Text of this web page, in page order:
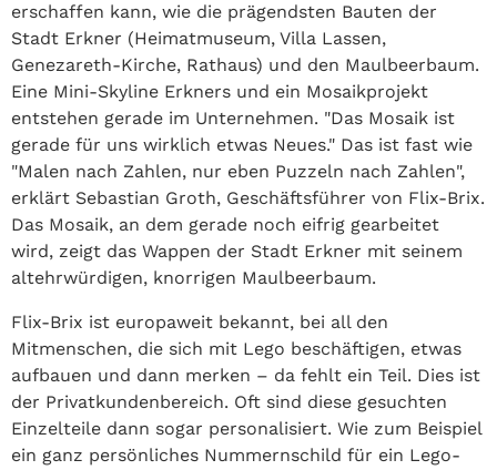
erschaffen kann, wie die prägendsten Bauten der
Stadt Erkner (Heimatmuseum, Villa Lassen,
Genezareth-Kirche, Rathaus) und den Maulbeerbaum.
Eine Mini-Skyline Erkners und ein Mosaikprojekt
entstehen gerade im Unternehmen. "Das Mosaik ist
gerade für uns wirklich etwas Neues." Das ist fast wie
"Malen nach Zahlen, nur eben Puzzeln nach Zahlen",
erklärt Sebastian Groth, Geschäftsführer von Flix-Brix.
Das Mosaik, an dem gerade noch eifrig gearbeitet
wird, zeigt das Wappen der Stadt Erkner mit seinem
altehrwürdigen, knorrigen Maulbeerbaum.
Flix-Brix ist europaweit bekannt, bei all den
Mitmenschen, die sich mit Lego beschäftigen, etwas
aufbauen und dann merken – da fehlt ein Teil. Dies ist
der Privatkundenbereich. Oft sind diese gesuchten
Einzelteile dann sogar personalisiert. Wie zum Beispiel
ein ganz persönliches Nummernschild für ein Lego-